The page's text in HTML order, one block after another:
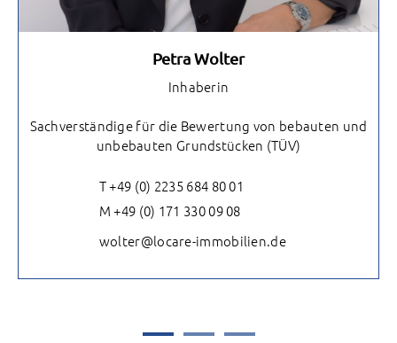
Petra Wolter
Inhaberin
Sachverständige für die Bewertung von bebauten und
unbebauten Grundstücken (TÜV)
T +49 (0) 2235 684 80 01
M +49 (0) 171 330 09 08
wolter@locare-immobilien.de